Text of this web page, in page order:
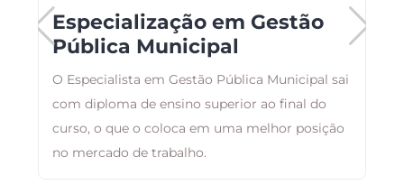
Especialização em Gestão
Pública Municipal
O Especialista em Gestão Pública Municipal sai
com diploma de ensino superior ao final do
curso, o que o coloca em uma melhor posição
no mercado de trabalho.